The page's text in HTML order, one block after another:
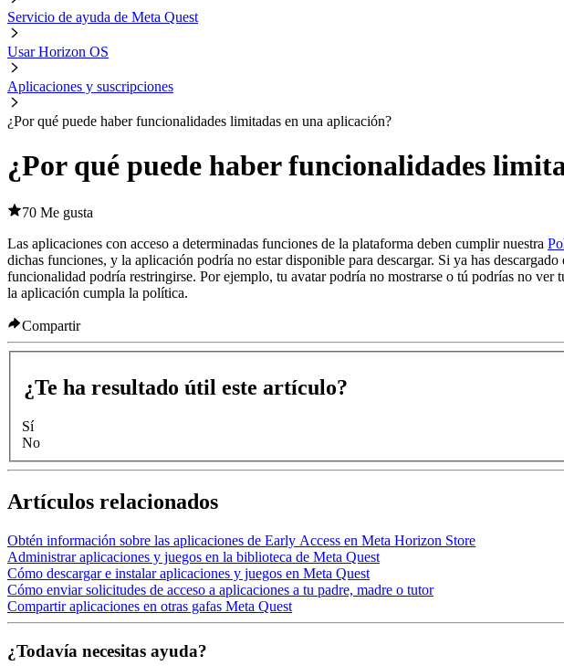
Servicio de ayuda de Meta Quest
Usar Horizon OS
Aplicaciones y suscripciones
¿Por qué puede haber funcionalidades limitadas en una aplicación?
¿Por qué puede haber funcionalidades
70 Me gusta
Las aplicaciones con acceso a determinadas funciones de la plataforma deben cumplir nuestra
dichas funciones, y la aplicación podría no estar disponible para descargar. Si ya has
funcionalidad podría restringirse. Por ejemplo, tu avatar podría no mostrarse o tú podrías no
la aplicación cumpla la política.
Compartir
¿Te ha resultado útil este artículo?
Sí
No
Artículos relacionados
Obtén información sobre las aplicaciones de Early Access en Meta Horizon Store
Administrar aplicaciones y juegos en la biblioteca de Meta Quest
Cómo descargar e instalar aplicaciones y juegos en Meta Quest
Cómo enviar solicitudes de acceso a aplicaciones a tu padre, madre o tutor
Compartir aplicaciones en otras gafas Meta Quest
¿Todavía necesitas ayuda?